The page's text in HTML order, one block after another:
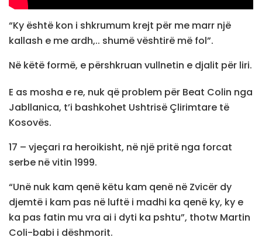
“Ky është kon i shkrumum krejt për me marr një
kallash e me ardh,.. shumë vështirë më fol”.
Në këtë formë, e përshkruan vullnetin e djalit për liri.
E as mosha e re, nuk që problem për Beat Colin nga
Jabllanica, t’i bashkohet Ushtrisë Çlirimtare të
Kosovës.
17 – vjeçari ra heroikisht, në një pritë nga forcat
serbe në vitin 1999.
“Unë nuk kam qenë këtu kam qenë në Zvicër dy
djemtë i kam pas në luftë i madhi ka qenë ky, ky e
ka pas fatin mu vra ai i dyti ka pshtu”, thotw Martin
Coli-babi i dëshmorit.